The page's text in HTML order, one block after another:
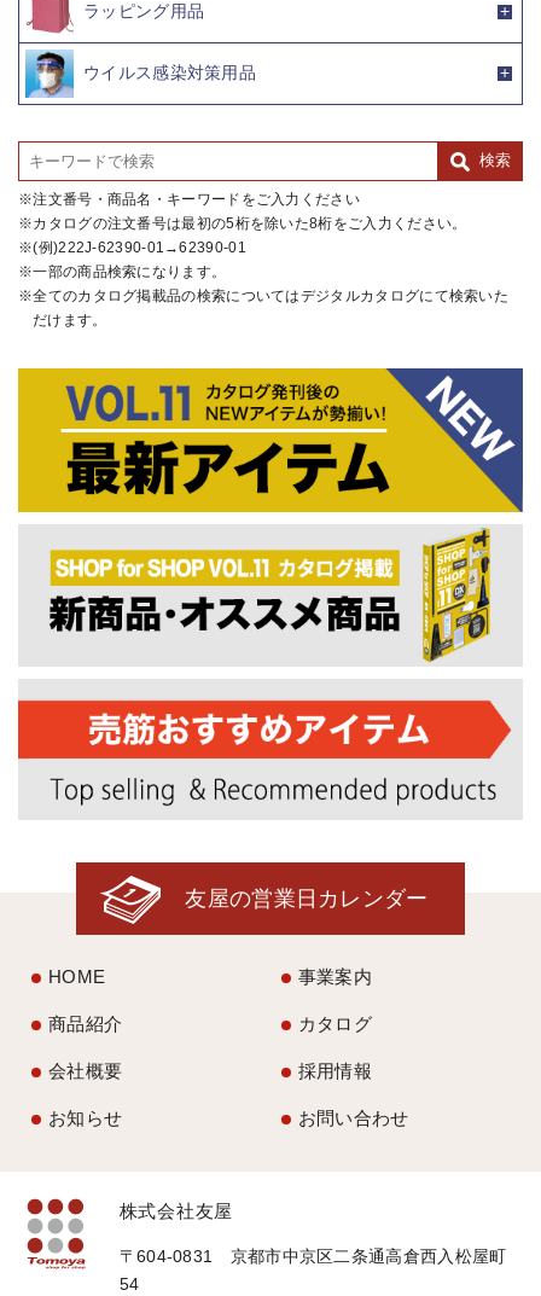
ラッピング用品
ウイルス感染対策用品
注文番号・商品名・キーワードをご入力ください
カタログの注文番号は最初の5桁を除いた8桁をご入力ください。
(例)222J-62390-01→62390-01
一部の商品検索になります。
全てのカタログ掲載品の検索についてはデジタルカタログにて検索いた
だけます。
友屋の営業日カレンダー
HOME 事業案内
商品紹介 カタログ
会社概要 採用情報
お知らせ お問い合わせ
株式会社友屋
〒604-0831 京都市中京区二条通高倉西入松屋町
54